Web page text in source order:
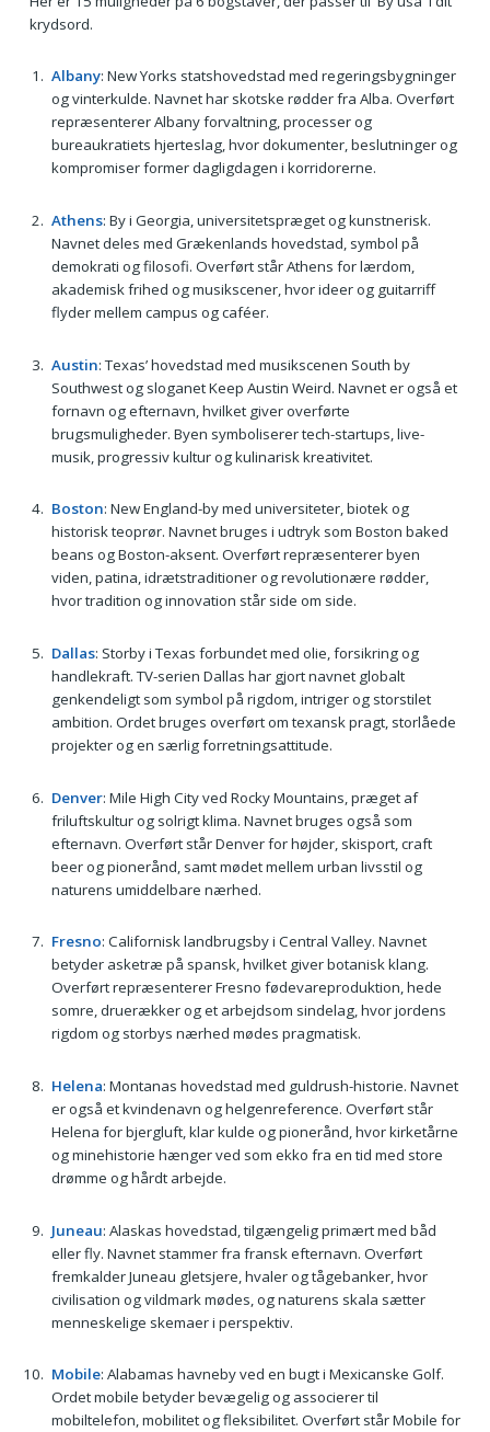
krydsord.
Albany: New Yorks statshovedstad med regeringsbygninger
og vinterkulde. Navnet har skotske rødder fra Alba. Overført
repræsenterer Albany forvaltning, processer og
bureaukratiets hjerteslag, hvor dokumenter, beslutninger og
kompromiser former dagligdagen i korridorerne.
Athens: By i Georgia, universitetspræget og kunstnerisk.
Navnet deles med Grækenlands hovedstad, symbol på
demokrati og filosofi. Overført står Athens for lærdom,
akademisk frihed og musikscener, hvor ideer og guitarriff
flyder mellem campus og caféer.
Austin: Texas’ hovedstad med musikscenen South by
Southwest og sloganet Keep Austin Weird. Navnet er også et
fornavn og efternavn, hvilket giver overførte
brugsmuligheder. Byen symboliserer tech-startups, live-
musik, progressiv kultur og kulinarisk kreativitet.
Boston: New England-by med universiteter, biotek og
historisk teoprør. Navnet bruges i udtryk som Boston baked
beans og Boston-aksent. Overført repræsenterer byen
viden, patina, idrætstraditioner og revolutionære rødder,
hvor tradition og innovation står side om side.
Dallas: Storby i Texas forbundet med olie, forsikring og
handlekraft. TV-serien Dallas har gjort navnet globalt
genkendeligt som symbol på rigdom, intriger og storstilet
ambition. Ordet bruges overført om texansk pragt, storlåede
projekter og en særlig forretningsattitude.
Denver: Mile High City ved Rocky Mountains, præget af
friluftskultur og solrigt klima. Navnet bruges også som
efternavn. Overført står Denver for højder, skisport, craft
beer og pionerånd, samt mødet mellem urban livsstil og
naturens umiddelbare nærhed.
Fresno: Californisk landbrugsby i Central Valley. Navnet
betyder asketræ på spansk, hvilket giver botanisk klang.
Overført repræsenterer Fresno fødevareproduktion, hede
somre, druerækker og et arbejdsom sindelag, hvor jordens
rigdom og storbys nærhed mødes pragmatisk.
Helena: Montanas hovedstad med guldrush-historie. Navnet
er også et kvindenavn og helgenreference. Overført står
Helena for bjergluft, klar kulde og pionerånd, hvor kirketårne
og minehistorie hænger ved som ekko fra en tid med store
drømme og hårdt arbejde.
Juneau: Alaskas hovedstad, tilgængelig primært med båd
eller fly. Navnet stammer fra fransk efternavn. Overført
fremkalder Juneau gletsjere, hvaler og tågebanker, hvor
civilisation og vildmark mødes, og naturens skala sætter
menneskelige skemaer i perspektiv.
Mobile: Alabamas havneby ved en bugt i Mexicanske Golf.
Ordet mobile betyder bevægelig og associerer til
mobiltelefon, mobilitet og fleksibilitet. Overført står Mobile for